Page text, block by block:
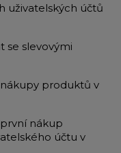
uživatelských účtů
se slevovými
nákupy produktů v
první nákup
účtu v